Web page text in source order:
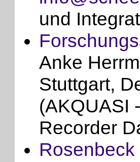
und
Anke
Stuttgart,
(AKQUASI
Recorder